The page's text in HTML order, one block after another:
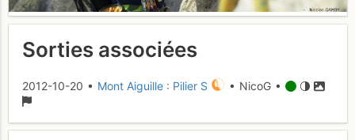
Sorties associées
2012-10-20 • Mont Aiguille : Pilier S • NicoG •